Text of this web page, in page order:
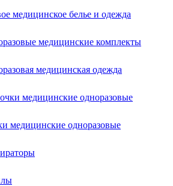
медицинское белье и одежда
медицинские комплекты
медицинская одежда
медицинские одноразовые
медицинские одноразовые